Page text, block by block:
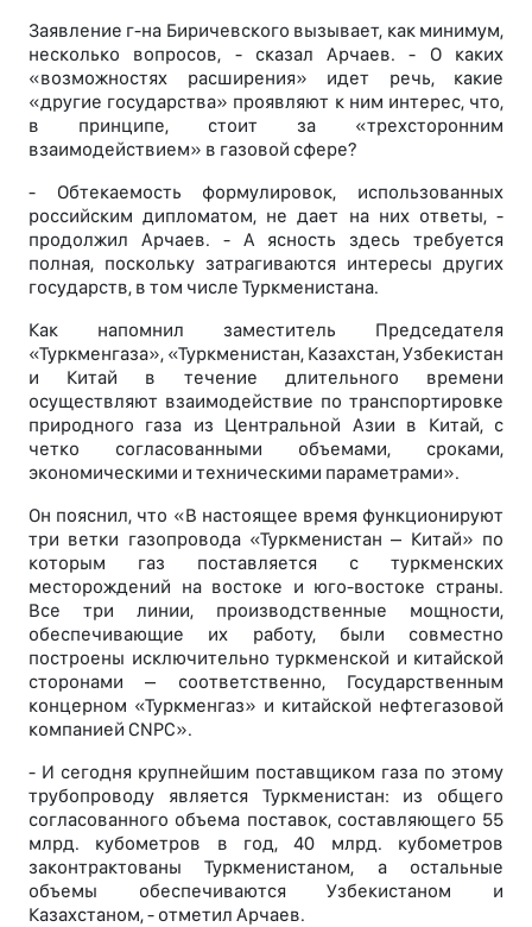
Заявление г-на Биричевского вызывает, как минимум,
несколько вопросов, - сказал Арчаев. - О каких
«возможностях расширения» идет речь, какие
«другие государства» проявляют к ним интерес, что,
в принципе, стоит за «трехсторонним
взаимодействием» в газовой сфере?
- Обтекаемость формулировок, использованных
российским дипломатом, не дает на них ответы, -
продолжил Арчаев. - А ясность здесь требуется
полная, поскольку затрагиваются интересы других
государств, в том числе Туркменистана.
Как напомнил заместитель Председателя
«Туркменгаза», «Туркменистан, Казахстан, Узбекистан
и Китай в течение длительного времени
осуществляют взаимодействие по транспортировке
природного газа из Центральной Азии в Китай, с
четко согласованными объемами, сроками,
экономическими и техническими параметрами».
Он пояснил, что «В настоящее время функционируют
три ветки газопровода «Туркменистан – Китай» по
которым газ поставляется с туркменских
месторождений на востоке и юго-востоке страны.
Все три линии, производственные мощности,
обеспечивающие их работу, были совместно
построены исключительно туркменской и китайской
сторонами – соответственно, Государственным
концерном «Туркменгаз» и китайской нефтегазовой
компанией CNPC».
- И сегодня крупнейшим поставщиком газа по этому
трубопроводу является Туркменистан: из общего
согласованного объема поставок, составляющего 55
млрд. кубометров в год, 40 млрд. кубометров
законтрактованы Туркменистаном, а остальные
объемы обеспечиваются Узбекистаном и
Казахстаном, - отметил Арчаев.